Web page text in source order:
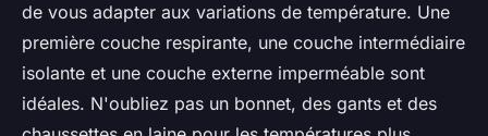
de vous adapter aux variations de température. Une
première couche respirante, une couche intermédiaire
isolante et une couche externe imperméable sont
idéales. N'oubliez pas un bonnet, des gants et des